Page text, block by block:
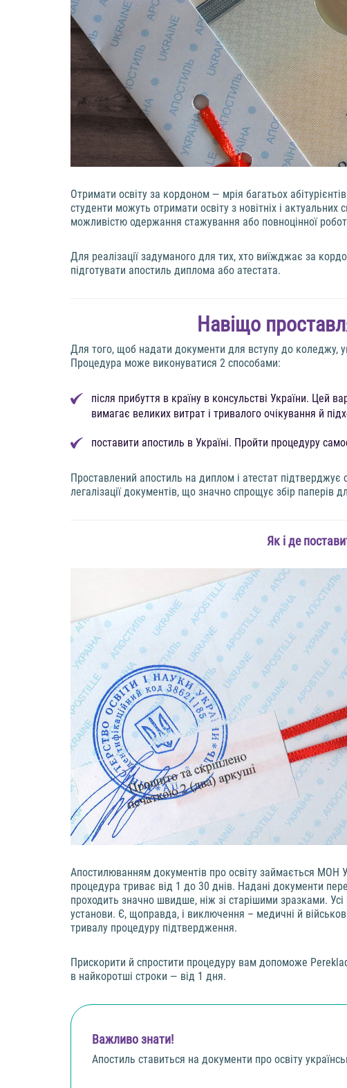
Отримати освіту за кордоном — мрія багатьох
студенти можуть отримати освіту з новітніх і
можливістю одержання стажування або повноцінної
Для реалізації задуманого для тих, хто виїжджає за
підготувати апостиль диплома або атестата.
Навіщо
Для того, щоб надати документи для вступу до коледжу,
Процедура може виконуватися 2 способами:
після прибуття в країну в консульстві України. Цей
вимагає великих витрат і тривалого очікування й
поставити апостиль в Україні. Пройти процедуру
Проставлений апостиль на диплом і атестат
легалізації документів, що значно спрощує збір паперів
Як і де
Апостилюванням документів про освіту займається МОН
процедура триває від 1 до 30 днів. Надані документи
проходить значно швидше, ніж зі старішими зразками.
установи. Є, щоправда, і виключення – медичні й
тривалу процедуру підтвердження.
Прискорити й спростити процедуру вам допоможе
в найкоротші строки — від 1 дня.
Важливо знати!
Апостиль ставиться на документи про освіту